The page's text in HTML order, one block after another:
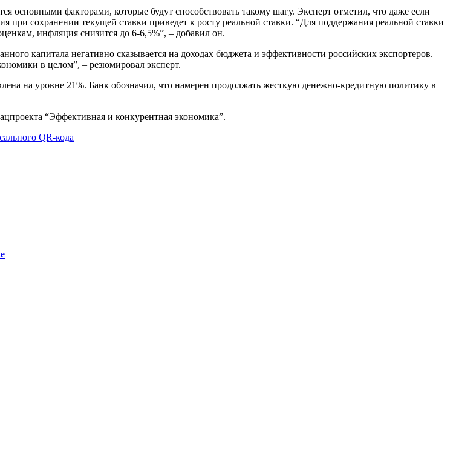
факторами, которые будут способствовать такому шагу. Эксперт отметил, что даже если
сохранении текущей ставки приведет к росту реальной ставки. “Для поддержания реальной ставки
инфляция снизится до 6-6,5%”, – добавил он.
капитала негативно сказывается на доходах бюджета и эффективности российских экспортеров.
в целом”, – резюмировал эксперт.
на уровне 21%. Банк обозначил, что намерен продолжать жесткую денежно-кредитную политику в
“Эффективная и конкурентная экономика”.
QR-кода